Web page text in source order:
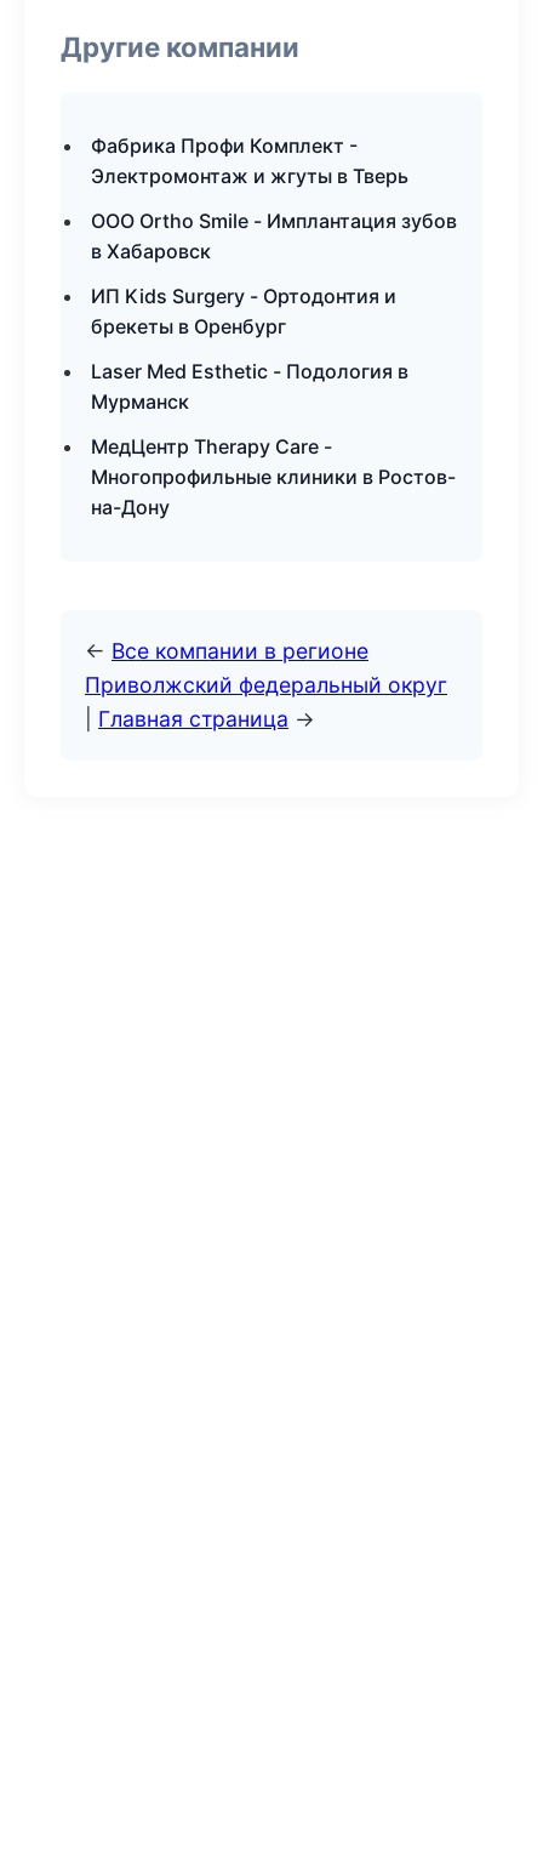
Другие компании
Фабрика Профи Комплект -
Электромонтаж и жгуты в Тверь
ООО Ortho Smile - Имплантация зубов
в Хабаровск
ИП Kids Surgery - Ортодонтия и
брекеты в Оренбург
Laser Med Esthetic - Подология в
Мурманск
МедЦентр Therapy Care -
Многопрофильные клиники в Ростов-
на-Дону
← Все компании в регионе
Приволжский федеральный округ
Главная страница →